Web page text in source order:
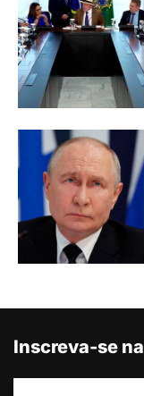
Inscreva-se